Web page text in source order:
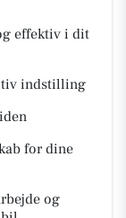
effektiv i dit
indstilling
for dine
og